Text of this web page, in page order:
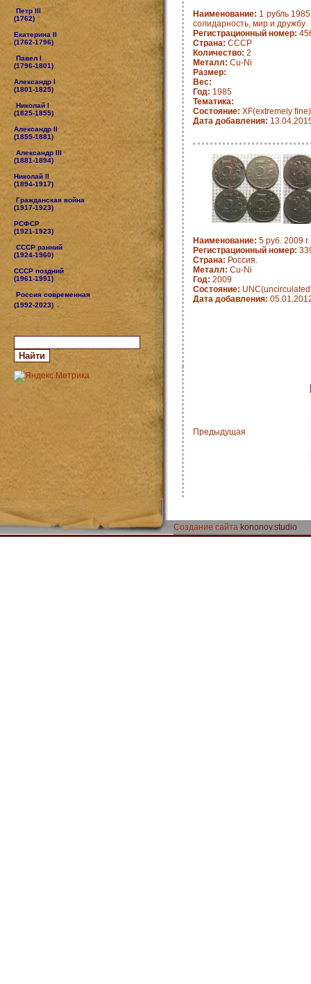
Петр III
(1762)
Екатерина II
(1762-1796)
Павел I
(1796-1801)
Александр I
(1801-1825)
Николай I
(1825-1855)
Александр II
(1855-1881)
Александр III
(1881-1894)
Николай II
(1894-1917)
Гражданская война
(1917-1923)
РСФСР
(1921-1923)
СССР ранний
(1924-1960)
СССР поздний
(1961-1991)
Россия современная
(1992-2023)
Наименование: 1 рубль
солидарность, мир и дружбу
Регистрационный номер:
Страна: СССР
Количество: 2
Металл: Cu-Ni
Размер:
Вес:
Год: 1985
Тематика:
Состояние: XF(extremely fine)
Дата добавления:
Наименование: 5 руб. 2009
Регистрационный номер:
Страна: Россия.
Металл: Cu-Ni
Год: 2009
Состояние:
Дата добавления:
Предыдущая
Создание сайта kononov.studio